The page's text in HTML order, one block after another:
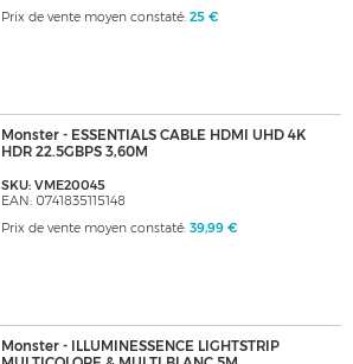
Prix de vente moyen constaté: 25 €
Monster - ESSENTIALS CABLE HDMI UHD 4K
HDR 22.5GBPS 3,60M
SKU: VME20045
EAN: 0741835115148
Prix de vente moyen constaté: 39,99 €
Monster - ILLUMINESSENCE LIGHTSTRIP